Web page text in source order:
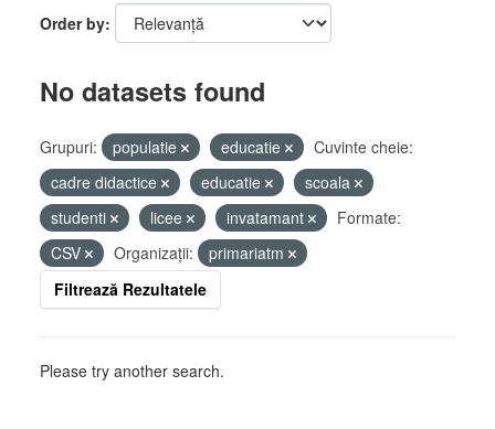
Order by
No datasets found
Grupuri: populatie educatie
Cuvinte cheie:
cadre didactice
educatie
scoala
studenti
licee invatamant
Formate:
CSV
Organizații:
primariatm
Filtrează Rezultatele
Please try another search.